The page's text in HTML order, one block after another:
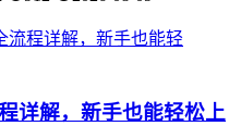
详解，新手也能轻松上